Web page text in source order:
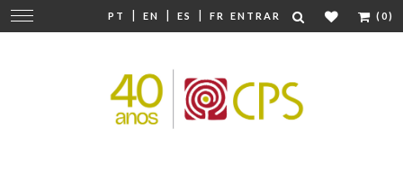
PT | EN | ES | FR ENTRAR (0)
Mudar
navegação